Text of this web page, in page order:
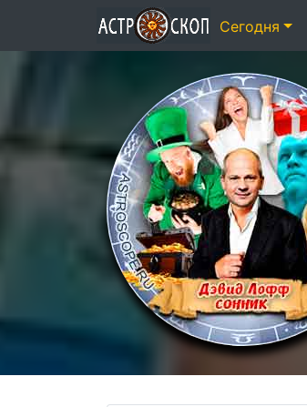
Сегодня